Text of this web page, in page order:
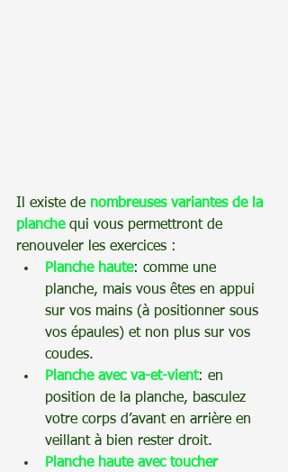
Il existe de nombreuses variantes de la
planche qui vous permettront de
renouveler les exercices :
Planche haute: comme une
planche, mais vous êtes en appui
sur vos mains (à positionner sous
vos épaules) et non plus sur vos
coudes.
Planche avec va-et-vient: en
position de la planche, basculez
votre corps d’avant en arrière en
veillant à bien rester droit.
Planche haute avec toucher